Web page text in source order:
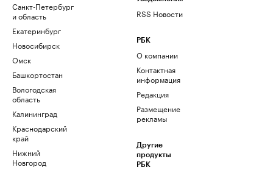
Санкт-Петербург
и область
Екатеринбург
Новосибирск
Омск
Башкортостан
Вологодская
область
Калининград
Краснодарский
край
Нижний
Новгород
RSS Новости
РБК
О компании
Контактная
информация
Редакция
Размещение
рекламы
Другие
продукты
РБК